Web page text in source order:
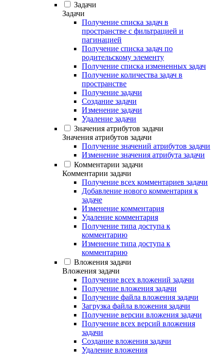
Задачи
Задачи
Получение списка задач в
пространстве с фильтрацией и
пагинацией
Получение списка задач по
родительскому элементу
Получение списка измененных задач
Получение количества задач в
пространстве
Получение задачи
Создание задачи
Изменение задачи
Удаление задачи
Значения атрибутов задачи
Значения атрибутов задачи
Получение значений атрибутов задачи
Изменение значения атрибута задачи
Комментарии задачи
Комментарии задачи
Получение всех комментариев задачи
Добавление нового комментария к
задаче
Изменение комментария
Удаление комментария
Получение типа доступа к
комментарию
Изменение типа доступа к
комментарию
Вложения задачи
Вложения задачи
Получение всех вложений задачи
Получение вложения задачи
Получение файла вложения задачи
Загрузка файла вложения задачи
Получение версии вложения задачи
Получение всех версий вложения
задачи
Создание вложения задачи
Удаление вложения